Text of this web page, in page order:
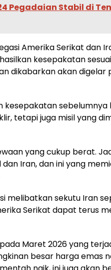
Pegadaian Stabil di
Amerika Serikat dan
kesepakatan
dikabarkan akan digelar
kesepakatan
tetapi juga misil yang
yang cukup berat.
Iran, dan ini yang
melibatkan sekutu Iran
Serikat dapat terus
Maret 2026 yang
besar harga emas